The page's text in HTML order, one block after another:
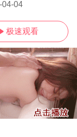
04-04
 极速观看